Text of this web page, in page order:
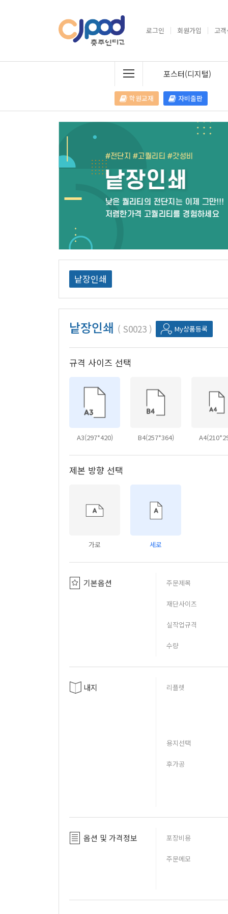
로그인 회원가입 고
포스터(디지털)
학원교재 자비출판
낱장인쇄
낱장인쇄 S0023 My상품등록
규격 사이즈 선택
A3(297*420) B4(257*364)
제본 방향 선택
가로 세로
기본옵션 주문제목
재단사이즈
실작업규격
수량
내지 리플렛
용지선택
후가공
옵션 및 가격정보 포장비용
주문메모